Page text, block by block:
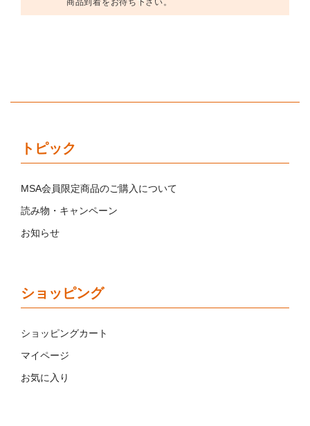
商品到着をお待ち下さい。
トピック
MSA会員限定商品のご購入について
読み物・キャンペーン
お知らせ
ショッピング
ショッピングカート
マイページ
お気に入り